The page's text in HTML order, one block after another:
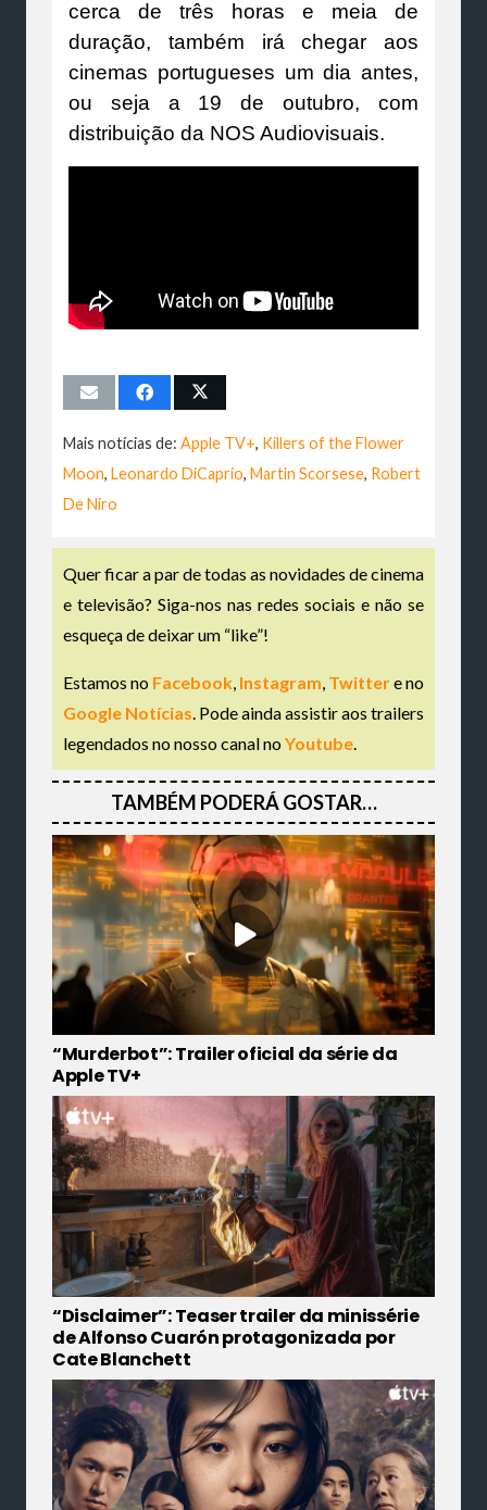
cerca de três horas e meia de
duração, também irá chegar aos
cinemas portugueses um dia antes,
ou seja a 19 de outubro, com
distribuição da NOS Audiovisuais.
Mais notícias de: Apple TV+, Killers of the Flower
Moon, Leonardo DiCaprio, Martin Scorsese, Robert
De Niro
Quer ficar a par de todas as novidades de cinema
e televisão? Siga-nos nas redes sociais e não se
esqueça de deixar um “like”!
Estamos no Facebook, Instagram, Twittere no
Google Notícias. Pode ainda assistir aos trailers
legendados no nosso canal noYoutube.
TAMBÉM PODERÁ GOSTAR…
“Murderbot”: Trailer oficial da série da
Apple TV+
“Disclaimer”: Teaser trailer da minissérie
de Alfonso Cuarón protagonizada por
Cate Blanchett